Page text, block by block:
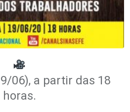
06), a partir das 18
horas.